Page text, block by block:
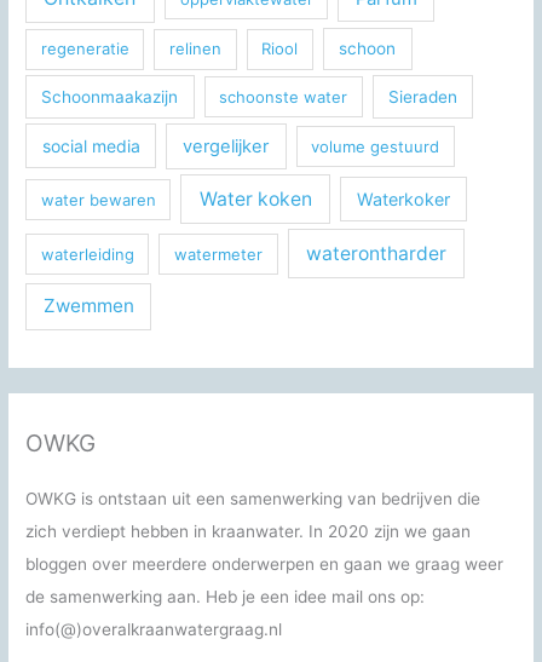
regeneratie relinen Riool schoon
Schoonmaakazijn schoonste water Sieraden
social media vergelijker volume gestuurd
water bewaren Water koken Waterkoker
waterleiding watermeter waterontharder
Zwemmen
OWKG
OWKG is ontstaan uit een samenwerking van bedrijven die
zich verdiept hebben in kraanwater. In 2020 zijn we gaan
bloggen over meerdere onderwerpen en gaan we graag weer
de samenwerking aan. Heb je een idee mail ons op:
info(@)overalkraanwatergraag.nl